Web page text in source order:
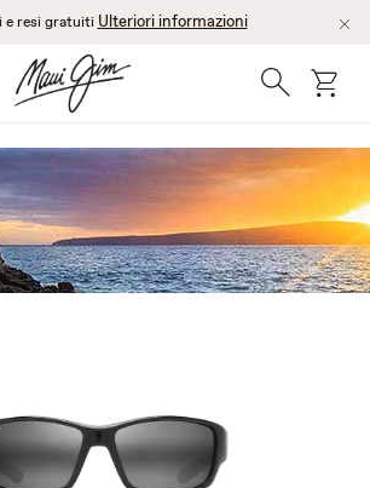
e resi gratuiti Ulteriori informazioni
Ricerca Cart
WRAP